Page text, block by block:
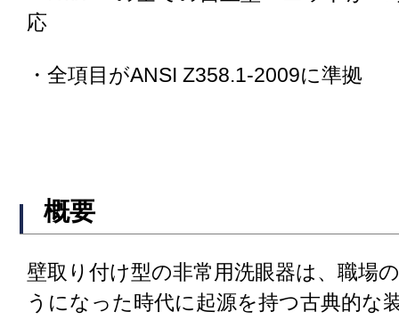
応
・全項目がANSI Z358.1-2009に準拠
概要
壁取り付け型の非常用洗眼器は、職場
うになった時代に起源を持つ古典的な